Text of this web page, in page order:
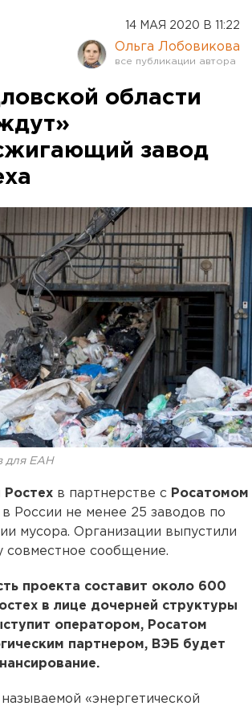
14 МАЯ 2020 В 11:22
Ольга Лобовикова
области
завод
для ЕАН
Ростех в партнерстве с Росатомом
в России не менее 25 заводов по
мусора. Организации выпустили
совместное сообщение.
проекта составит около 600
в лице дочерней структуры
оператором, Росатом
партнером, ВЭБ будет
«энергетической